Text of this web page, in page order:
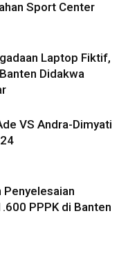
Sport Center
Laptop Fiktif,
Didakwa
VS Andra-Dimyati
Penyelesaian
PPPK di Banten